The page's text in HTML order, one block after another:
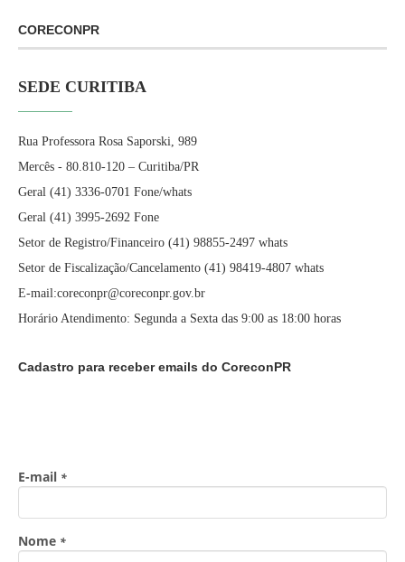
CORECONPR
SEDE CURITIBA
Rua Professora Rosa Saporski, 989
Mercês - 80.810-120 – Curitiba/PR
Geral (41) 3336-0701 Fone/whats
Geral (41) 3995-2692 Fone
Setor de Registro/Financeiro (41) 98855-2497 whats
Setor de Fiscalização/Cancelamento (41) 98419-4807 whats
E-mail:coreconpr@coreconpr.gov.br
Horário Atendimento: Segunda a Sexta das 9:00 as 18:00 horas
Cadastro para receber emails do CoreconPR